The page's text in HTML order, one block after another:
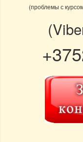
(проблемы с